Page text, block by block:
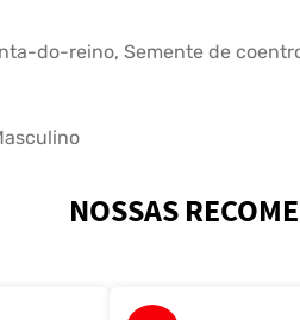
do-reino, Semente de
NOSSAS